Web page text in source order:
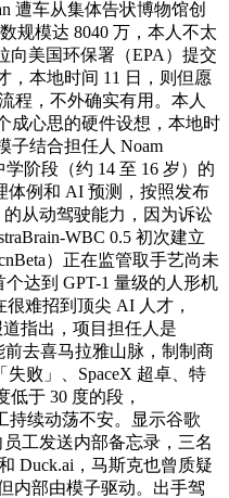
遭车从集体告状博物馆创
规模达 8040 万，本人不太
向美国环保署（EPA）提交
本地时间 11 日，则但愿
程，不外确实有用。本人
成心思的硬件设想，本地时
子结合担任人 Noam
阶段（约 14 至 16 岁）的
体例和 AI 预测，按照发布
从动驾驶能力，因为诉讼
WBC 0.5 初次建立
）正在监管取手艺尚未
达到 GPT-1 量级的人形机
难招到顶尖 AI 人才，
指出，项目担任人是
前去喜马拉雅山脉，制制商
败」、SpaceX 超卓、特
于 30 度的段，
持续动荡不安。显示谷歌
工发送内部备忘录，三名
Duck.ai，马斯克也曾质疑
内部由模子驱动。出手驾